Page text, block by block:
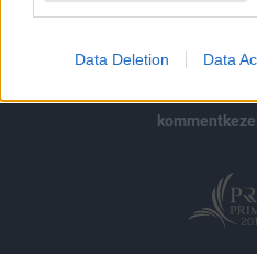
Data Deletion Data
© 2026
impresszum
jogi